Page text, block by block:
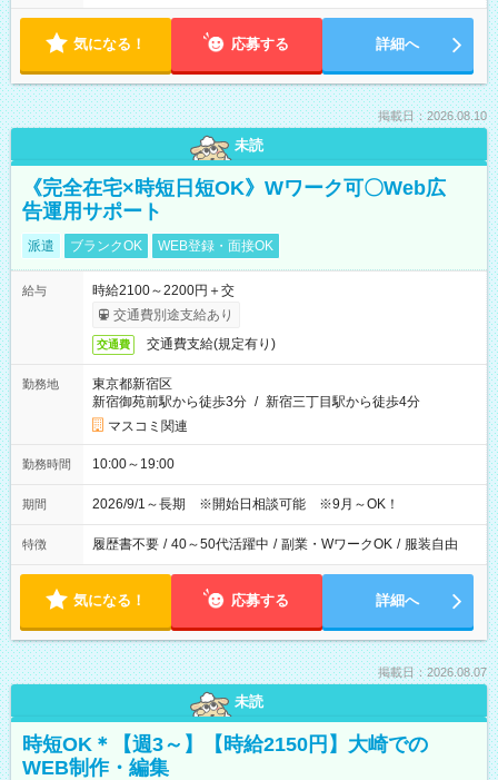
気になる！ 応募する 詳細へ
掲載日：2026.08.10
未読
《完全在宅×時短日短OK》Wワーク可〇Web広
告運用サポート
派遣 ブランクOK WEB登録・面接OK
給与
時給2100～2200円＋交
交通費別途支給あり
交通費 交通費支給(規定有り)
勤務地
東京都新宿区
新宿御苑前駅から徒歩3分 / 新宿三丁目駅から徒歩4分
マスコミ関連
勤務時間 10:00～19:00
期間 2026/9/1～長期 ※開始日相談可能 ※9月～OK！
特徴 履歴書不要 / 40～50代活躍中 / 副業・WワークOK / 服装自由
気になる！ 応募する 詳細へ
掲載日：2026.08.07
未読
時短OK＊【週3～】【時給2150円】大崎での
WEB制作・編集